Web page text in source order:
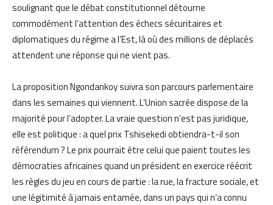
soulignant que le débat constitutionnel détourne
commodément l’attention des échecs sécuritaires et
diplomatiques du régime a l’Est, là où des millions de déplacés
attendent une réponse qui ne vient pas.
La proposition Ngondankoy suivra son parcours parlementaire
dans les semaines qui viennent. L’Union sacrée dispose de la
majorité pour l’adopter. La vraie question n’est pas juridique,
elle est politique : a quel prix Tshisekedi obtiendra-t-il son
référendum ? Le prix pourrait être celui que paient toutes les
démocraties africaines quand un président en exercice réécrit
les règles du jeu en cours de partie : la rue, la fracture sociale, et
une légitimité à jamais entamée, dans un pays qui n’a connu